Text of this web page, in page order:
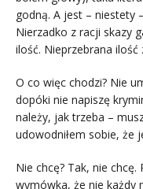
godną. A jest – niestety
Nierzadko z racji skazy
ilość. Nieprzebrana
O co więc chodzi? Nie
dopóki nie napiszę
należy, jak trzeba –
udowodniłem sobie, że
Nie chcę? Tak, nie
wymówka, że nie każdy